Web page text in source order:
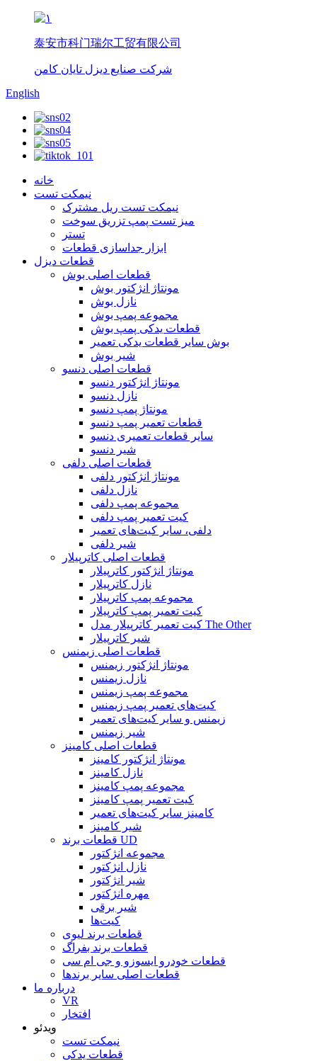
泰安市科门瑞尔工贸有限公司
شرکت صنایع دیزل تایان کامن
English
خانه
نیمکت تست
نیمکت تست ریل مشترک
میز تست پمپ تزریق سوخت
تستر
ابزار جداسازی قطعات
قطعات دیزل
قطعات اصلی بوش
مونتاژ انژکتور بوش
نازل بوش
مجموعه پمپ بوش
قطعات یدکی پمپ بوش
بوش سایر قطعات یدکی تعمیر
شیر بوش
قطعات اصلی دنسو
مونتاژ انژکتور دنسو
نازل دنسو
مونتاژ پمپ دنسو
قطعات تعمیر پمپ دنسو
سایر قطعات تعمیری دنسو
شیر دنسو
قطعات اصلی دلفی
مونتاژ انژکتور دلفی
نازل دلفی
مجموعه پمپ دلفی
کیت تعمیر پمپ دلفی
دلفی، سایر کیت‌های تعمیر
شیر دلفی
قطعات اصلی کاترپیلار
مونتاژ انژکتور کاترپیلار
نازل کاترپیلار
مجموعه پمپ کاترپیلار
کیت تعمیر پمپ کاترپیلار
کیت تعمیر کاترپیلار مدل The Other
شیر کاترپیلار
قطعات اصلی زیمنس
مونتاژ انژکتور زیمنس
نازل زیمنس
مجموعه پمپ زیمنس
کیت‌های تعمیر پمپ زیمنس
زیمنس و سایر کیت‌های تعمیر
شیر زیمنس
قطعات اصلی کامینز
مونتاژ انژکتور کامینز
نازل کامینز
مجموعه پمپ کامینز
کیت تعمیر پمپ کامینز
کامینز سایر کیت‌های تعمیر
شیر کامینز
قطعات برند UD
مجموعه انژکتور
نازل انژکتور
شیر انژکتور
مهره انژکتور
شیر برقی
کیت‌ها
قطعات برند لیوی
قطعات برند بفراگ
قطعات خودرو ایسوزو و جی ام سی
قطعات اصلی سایر برندها
درباره ما
VR
افتخار
ویدئو
نیمکت تست
قطعات یدکی